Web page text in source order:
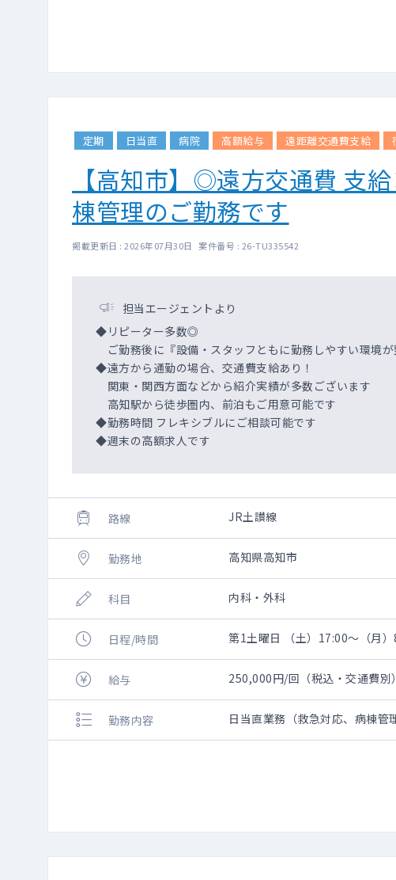
定期 日当直 病院 高額給与 遠距離交通費支給
【高知市】◎遠方交通費
棟管理のご勤務です
掲載更新日 : 2026年07月30日 案件番号 : 26-TU335542
担当エージェントより
◆リピーター多数◎
ご勤務後に『設備・スタッフともに勤務しやすい環境
◆遠方から通勤の場合、交通費支給あり！
関東・関西方面などから紹介実績が多数ございます
高知駅から徒歩圏内、前泊もご用意可能です
◆勤務時間 フレキシブルにご相談可能です
◆週末の高額求人です
路線 JR土讃線
勤務地 高知県高知市
科目 内科・外科
日程/時間 第1土曜日 （土）17:00～（月
給与 250,000円/回（税込・交通費別）
勤務内容 日当直業務（救急対応、病棟管